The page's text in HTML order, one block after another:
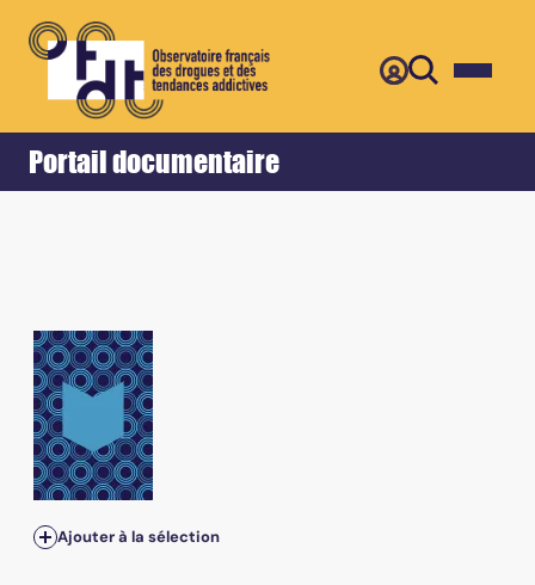
Portail documentaire
Accueil Retour
Ajouter à la sélection